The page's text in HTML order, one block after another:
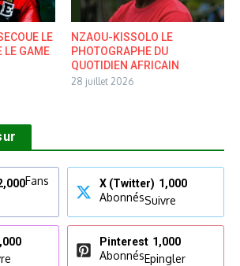
LE
LE GAME
NZAOU-KISSOLO LE
PHOTOGRAPHE DU
QUOTIDIEN AFRICAIN
28 juillet 2026
Fans
X (Twitter) 1,000
AbonnésSuivre
Pinterest 1,000
AbonnésEpingler